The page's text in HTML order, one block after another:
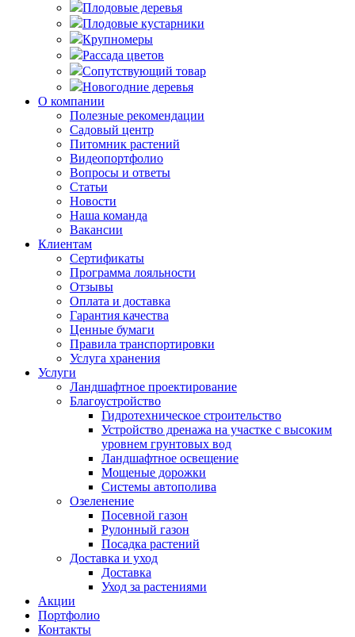
Плодовые деревья
Плодовые кустарники
Крупномеры
Рассада цветов
Сопутствующий товар
Новогодние деревья
О компании
Полезные рекомендации
Садовый центр
Питомник растений
Видеопортфолио
Вопросы и ответы
Статьи
Новости
Наша команда
Вакансии
Клиентам
Сертификаты
Программа лояльности
Отзывы
Оплата и доставка
Гарантия качества
Ценные бумаги
Правила транспортировки
Услуга хранения
Услуги
Ландшафтное проектирование
Благоустройство
Гидротехническое строительство
Устройство дренажа на участке с высоким
уровнем грунтовых вод
Ландшафтное освещение
Мощеные дорожки
Системы автополива
Озеленение
Посевной газон
Рулонный газон
Посадка растений
Доставка и уход
Доставка
Уход за растениями
Акции
Портфолио
Контакты